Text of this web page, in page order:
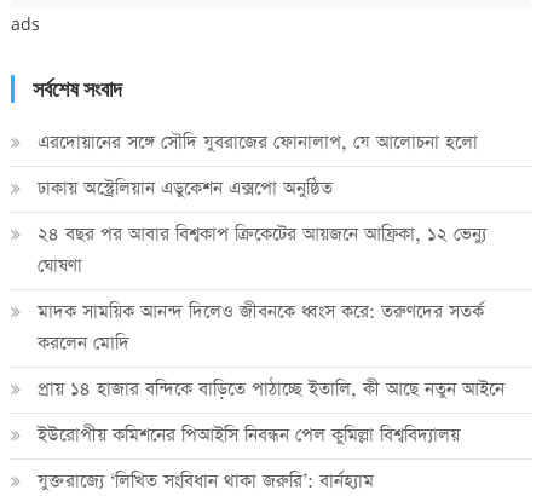
ads
সর্বশেষ সংবাদ
এরদোয়ানের সঙ্গে সৌদি যুবরাজের ফোনালাপ, যে আলোচনা হলো
ঢাকায় অস্ট্রেলিয়ান এডুকেশন এক্সপো অনুষ্ঠিত
২৪ বছর পর আবার বিশ্বকাপ ক্রিকে‌টের আয়জনে আফ্রিকা, ১২ ভেন্যু
ঘোষণা
মাদক সাময়িক আনন্দ দিলেও জীবনকে ধ্বংস করে: তরুণদের সতর্ক
করলেন মোদি
প্রায় ১৪ হাজার বন্দিকে বাড়িতে পাঠাচ্ছে ইতালি, কী আছে নতুন আইনে
ইউরোপীয় কমিশনের পিআইসি নিবন্ধন পেল কুমিল্লা বিশ্ববিদ্যালয়
যুক্তরাজ্যে ‘লিখিত সংবিধান থাকা জরুরি’: বার্নহ্যাম